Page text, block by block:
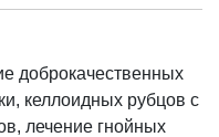
доброкачественных
келлоидных рубцов с
лечение гнойных